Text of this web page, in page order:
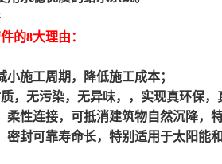
的8大理由：
施工周期，降低施工成本；
，无污染，无异味，，实现真环保，
柔性连接，可抵消建筑物自然沉降，
密封可靠寿命长，特别适用于太阳能